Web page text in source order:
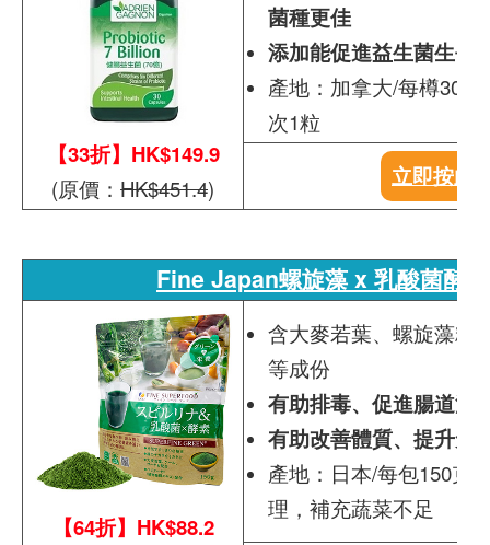
【33折】HK$149.9
(原價： HK$451.4)
菌種更佳
添加能促進益生菌生長
產地：加拿大/每樽30
次1粒
立即按此
Fine Japan螺旋藻 x 乳酸菌酵
【64折】HK$88.2
含大麥若葉、螺旋藻粉
等成份
有助排毒、促進腸道活
有助改善體質、提升免
產地：日本/每包150克
理，補充蔬菜不足